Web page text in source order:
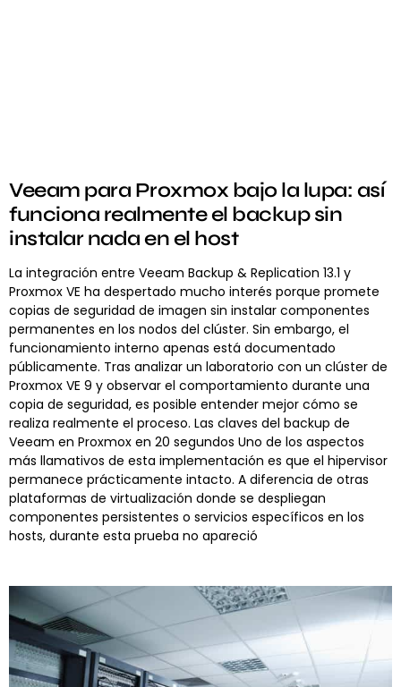
Veeam para Proxmox bajo la lupa: así
funciona realmente el backup sin
instalar nada en el host
La integración entre Veeam Backup & Replication 13.1 y
Proxmox VE ha despertado mucho interés porque promete
copias de seguridad de imagen sin instalar componentes
permanentes en los nodos del clúster. Sin embargo, el
funcionamiento interno apenas está documentado
públicamente. Tras analizar un laboratorio con un clúster de
Proxmox VE 9 y observar el comportamiento durante una
copia de seguridad, es posible entender mejor cómo se
realiza realmente el proceso. Las claves del backup de
Veeam en Proxmox en 20 segundos Uno de los aspectos
más llamativos de esta implementación es que el hipervisor
permanece prácticamente intacto. A diferencia de otras
plataformas de virtualización donde se despliegan
componentes persistentes o servicios específicos en los
hosts, durante esta prueba no apareció